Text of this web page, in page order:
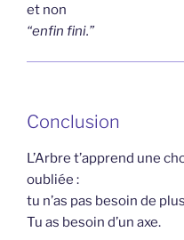
et non
“enfin fini.”
Conclusion
L’Arbre t’apprend une
oubliée :
tu n’as pas besoin de
Tu as besoin d’un axe.